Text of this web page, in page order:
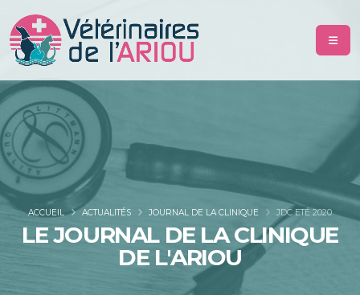
LE JOURNAL DE LA CLINIQUE
DE L'ARIOU
ACCUEIL ACTUALITÉS JOURNAL DE LA CLINIQUE JDC ETÉ 2020